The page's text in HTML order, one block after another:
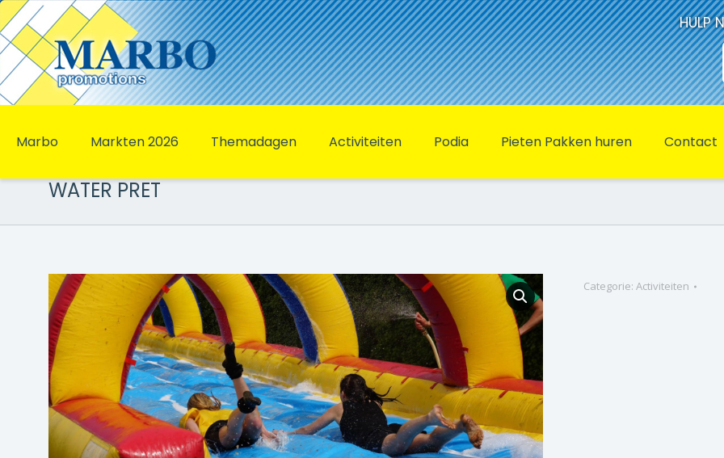
HULP
Marbo Markten 2026 Themadagen Activiteiten Podia Pieten Pakken huren Contact
WATER PRET
Categorie: Activiteiten